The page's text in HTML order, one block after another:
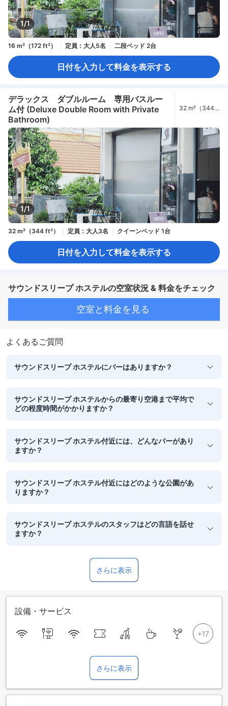
1/1
16 m²（172 ft²） 定員：大人5名 二段ベッド 2台
日付を入力して料金を表示する
デラックス ダブルルーム 専用バスルー
ム付 (Deluxe Double Room with Private
Bathroom)
32 m²（344
1/1
32 m²（344 ft²） 定員：大人3名 クイーンベッド 1台
日付を入力して料金を表示する
サウンドスリープ ホステルの空室状況 & 料金をチェック
空室と料金を見る
よくあるご質問
サウンドスリープ ホステルにバーはありますか？
サウンドスリープ ホステルからの最寄り空港まで平均で
どの程度時間がかかりますか？
サウンドスリープ ホステル付近には、どんなバーがあり
ますか？
サウンドスリープ ホステル付近にはどのような公園があ
りますか？
サウンドスリープ ホステルのスタッフはどの言語を話せ
ますか？
さらに表示
設備・サービス
さらに表示